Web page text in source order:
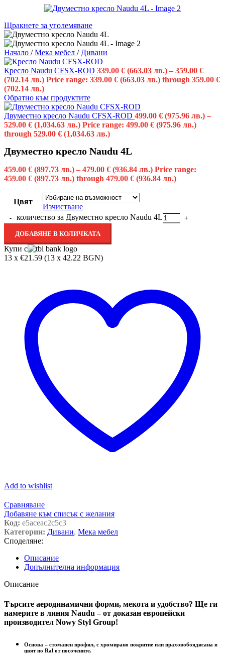
Щракнете за уголемяване
Начало / Мека мебел / Дивани
Кресло Naudu CFSX-ROD 339.00 € (663.03 лв.) – 359.00 €
(702.14 лв.) Price range: 339.00 € (663.03 лв.) through 359.00 €
(702.14 лв.)
Обратно към продуктите
Двуместно кресло Naudu CFSX-ROD 499.00 € (975.96 лв.) –
529.00 € (1,034.63 лв.) Price range: 499.00 € (975.96 лв.)
through 529.00 € (1,034.63 лв.)
Двуместно кресло Naudu 4L
459.00 € (897.73 лв.) – 479.00 € (936.84 лв.) Price range:
459.00 € (897.73 лв.) through 479.00 € (936.84 лв.)
Цвят
Изчистване
количество за Двуместно кресло Naudu 4L
ДОБАВЯНЕ В КОЛИЧКАТА
Купи с
13 x €21.59 (13 x 42.22 BGN)
Add to wishlist
Сравняване
Добавяне към списък с желания
Код: e5aceac2c5c3
Категории: Дивани, Мека мебел
Споделяне:
Описание
Допълнителна информация
Описание
Търсите аеродинамични форми, мекота и удобство? Ще ги
намерите в линия Naudu – от доказан европейски
производител Nowy Styl Group!
Основа – стоманен профил, с хромирано покритие или праховобоядисана в
цвят по Ral от посочените.